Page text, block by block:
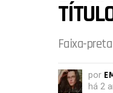
Faixa-
por
há 2